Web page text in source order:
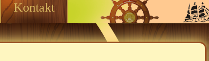
Kontakt